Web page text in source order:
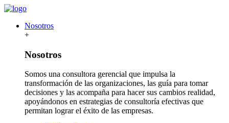
Nosotros
+
Nosotros
Somos una consultora gerencial que impulsa la
transformación de las organizaciones, las guía para tomar
decisiones y las acompaña para hacer sus cambios realidad,
apoyándonos en estrategias de consultoría efectivas que
permitan lograr el éxito de las empresas.